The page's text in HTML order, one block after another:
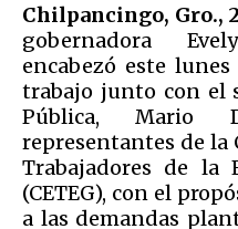
Chilpancingo, Gro.,
gobernadora
encabezó este
trabajo junto con el
Pública, Mario
representantes de la
Trabajadores de la
(CETEG), con el
a las demandas